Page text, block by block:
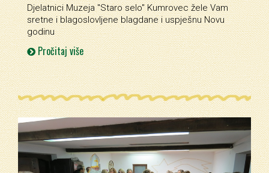
Djelatnici Muzeja ''Staro selo'' Kumrovec žele Vam
sretne i blagoslovljene blagdane i uspješnu Novu
godinu
Pročitaj više